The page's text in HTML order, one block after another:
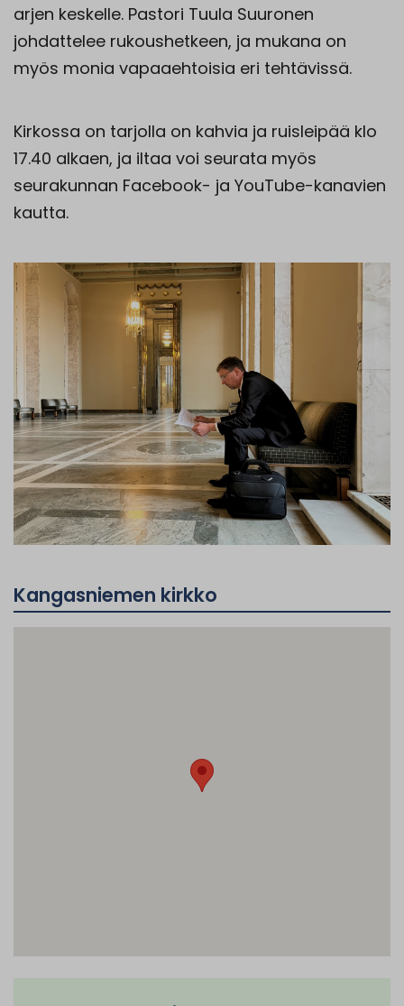
arjen keskelle. Pastori Tuula Suuronen
johdattelee rukoushetkeen, ja mukana on
myös monia vapaaehtoisia eri tehtävissä.
Kirkossa on tarjolla on kahvia ja ruisleipää klo
17.40 alkaen, ja iltaa voi seurata myös
seurakunnan Facebook- ja YouTube-kanavien
kautta.
Kangasniemen kirkko